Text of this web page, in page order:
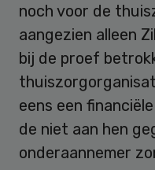
noch voor de
aangezien alleen
bij de proef
eens een
de niet aan hen
onderaannemer